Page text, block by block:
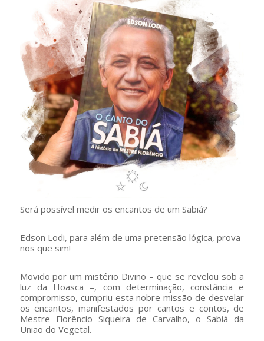
Será possível medir os encantos de um Sabiá?
Edson Lodi, para além de uma pretensão lógica, prova-
nos que sim!
Movido por um mistério Divino – que se revelou sob a
luz da Hoasca –, com determinação, constância e
compromisso, cumpriu esta nobre missão de desvelar
os encantos, manifestados por cantos e contos, de
Mestre Florêncio Siqueira de Carvalho, o Sabiá da
União do Vegetal.